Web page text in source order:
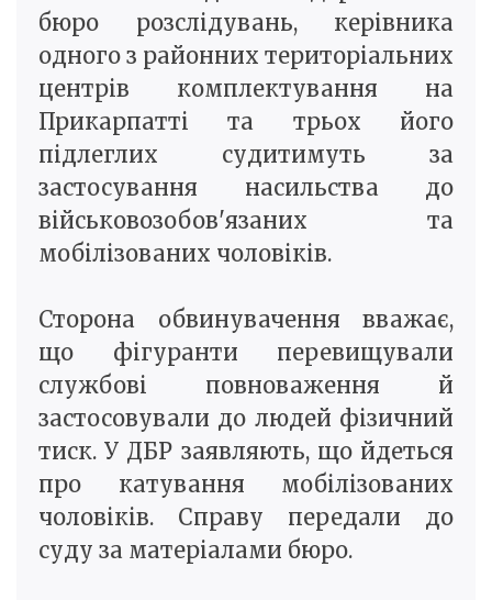
бюро розслідувань, керівника
одного з районних територіальних
центрів комплектування на
Прикарпатті та трьох його
підлеглих судитимуть за
застосування насильства до
військовозобов'язаних та
мобілізованих чоловіків.
Сторона обвинувачення вважає,
що фігуранти перевищували
службові повноваження й
застосовували до людей фізичний
тиск. У ДБР заявляють, що йдеться
про катування мобілізованих
чоловіків. Справу передали до
суду за матеріалами бюро.